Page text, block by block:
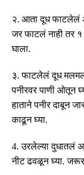
२. आता दूध
जर फाटलं नाही तर १
घाला.
३.फाटलेलं दूध
पनीरवर पाणी ओतून
हाताने पनीर दाबून
काढून घ्या.
4.उरलेल्या दुधातलं
नीट ढवळून घ्या.जरूर